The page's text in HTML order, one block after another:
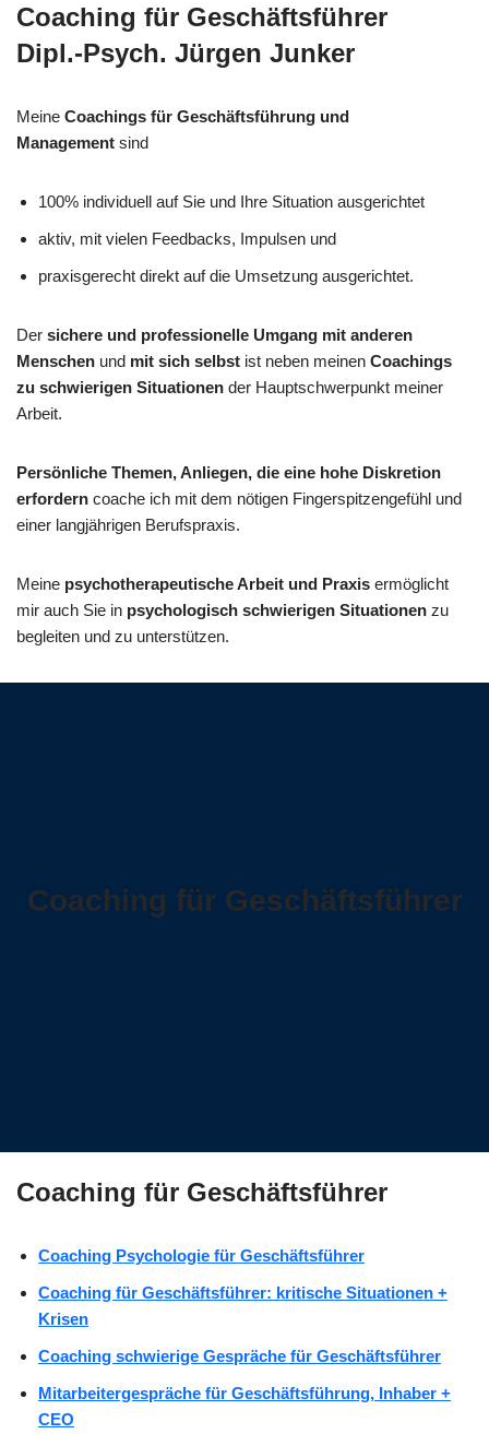
Coaching für Geschäftsführer
Dipl.-Psych. Jürgen Junker
Meine Coachings für Geschäftsführung und
Management sind
100% individuell auf Sie und Ihre Situation ausgerichtet
aktiv, mit vielen Feedbacks, Impulsen und
praxisgerecht direkt auf die Umsetzung ausgerichtet.
Der sichere und professionelle Umgang mit anderen
Menschen und mit sich selbst ist neben meinen Coachings
zu schwierigen Situationen der Hauptschwerpunkt meiner
Arbeit.
Persönliche Themen, Anliegen, die eine hohe Diskretion
erfordern coache ich mit dem nötigen Fingerspitzengefühl und
einer langjährigen Berufspraxis.
Meine psychotherapeutische Arbeit und Praxis ermöglicht
mir auch Sie in psychologisch schwierigen Situationen zu
begleiten und zu unterstützen.
Coaching für Geschäftsführer
Coaching für Geschäftsführer
Coaching Psychologie für Geschäftsführer
Coaching für Geschäftsführer: kritische Situationen +
Krisen
Coaching schwierige Gespräche für Geschäftsführer
Mitarbeitergespräche für Geschäftsführung, Inhaber +
CEO